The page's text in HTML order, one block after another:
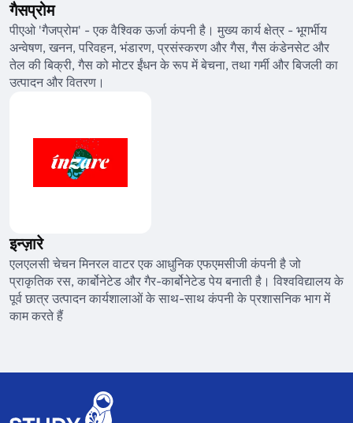
गैसप्रोम
पीएओ 'गैजप्रोम' - एक वैश्विक ऊर्जा कंपनी है। मुख्य कार्य क्षेत्र - भूगर्भीय
अन्वेषण, खनन, परिवहन, भंडारण, प्रसंस्करण और गैस, गैस कंडेनसेट और
तेल की बिक्री, गैस को मोटर ईंधन के रूप में बेचना, तथा गर्मी और बिजली का
उत्पादन और वितरण।
इन्ज़ारे
एलएलसी चेचन मिनरल वाटर एक आधुनिक एफएमसीजी कंपनी है जो
प्राकृतिक रस, कार्बोनेटेड और गैर-कार्बोनेटेड पेय बनाती है। विश्वविद्यालय के
पूर्व छात्र उत्पादन कार्यशालाओं के साथ-साथ कंपनी के प्रशासनिक भाग में
काम करते हैं